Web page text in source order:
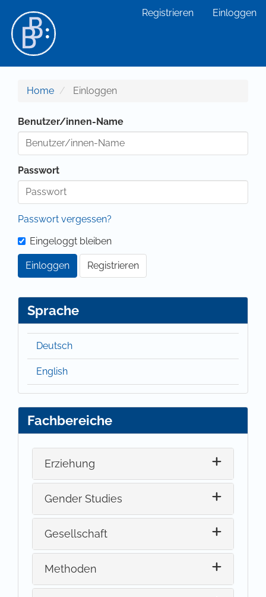
Hauptinhalt
Sidebar
Registrieren Einloggen
Home Einloggen
Benutzer/innen-Name
Passwort
Passwort vergessen?
Eingeloggt bleiben
Einloggen Registrieren
Sprache
Deutsch
English
Fachbereiche
Erziehung
Gender Studies
Gesellschaft
Methoden